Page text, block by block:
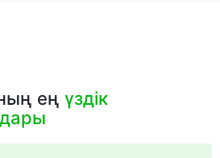
еңүздік